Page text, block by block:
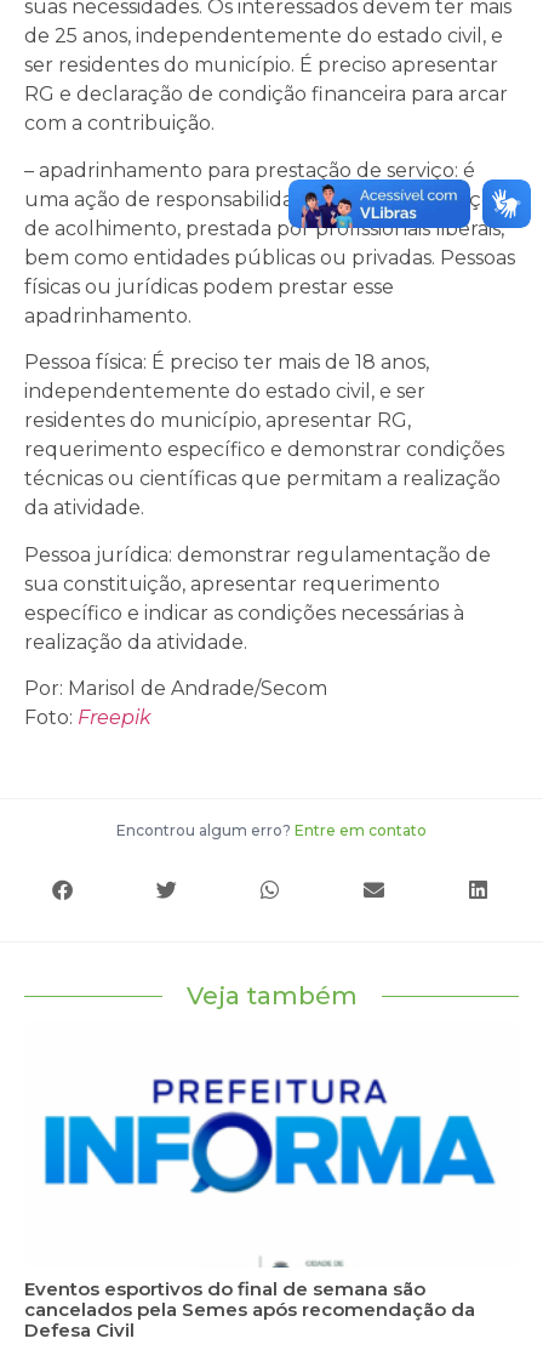
suas necessidades. Os interessados devem ter mais
de 25 anos, independentemente do estado civil, e
ser residentes do município. É preciso apresentar
RG e declaração de condição financeira para arcar
com a contribuição.
– apadrinhamento para prestação de serviço: é
uma ação de responsabilidade social às instituições
de acolhimento, prestada por profissionais liberais,
bem como entidades públicas ou privadas. Pessoas
físicas ou jurídicas podem prestar esse
apadrinhamento.
Pessoa física: É preciso ter mais de 18 anos,
independentemente do estado civil, e ser
residentes do município, apresentar RG,
requerimento específico e demonstrar condições
técnicas ou científicas que permitam a realização
da atividade.
Pessoa jurídica: demonstrar regulamentação de
sua constituição, apresentar requerimento
específico e indicar as condições necessárias à
realização da atividade.
Por: Marisol de Andrade/Secom
Foto: Freepik
Encontrou algum erro? Entre em contato
Veja também
Eventos esportivos do final de semana são
cancelados pela Semes após recomendação da
Defesa Civil